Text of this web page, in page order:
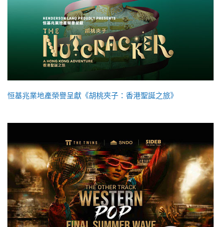
恒基兆業地產榮譽呈獻《胡桃夾子：香港聖誕之旅》